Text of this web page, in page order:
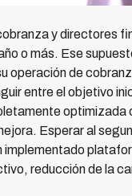
y directores
o más. Ese
operación de
entre el objetivo
optimizada
Esperar al
implementado
reducción de la